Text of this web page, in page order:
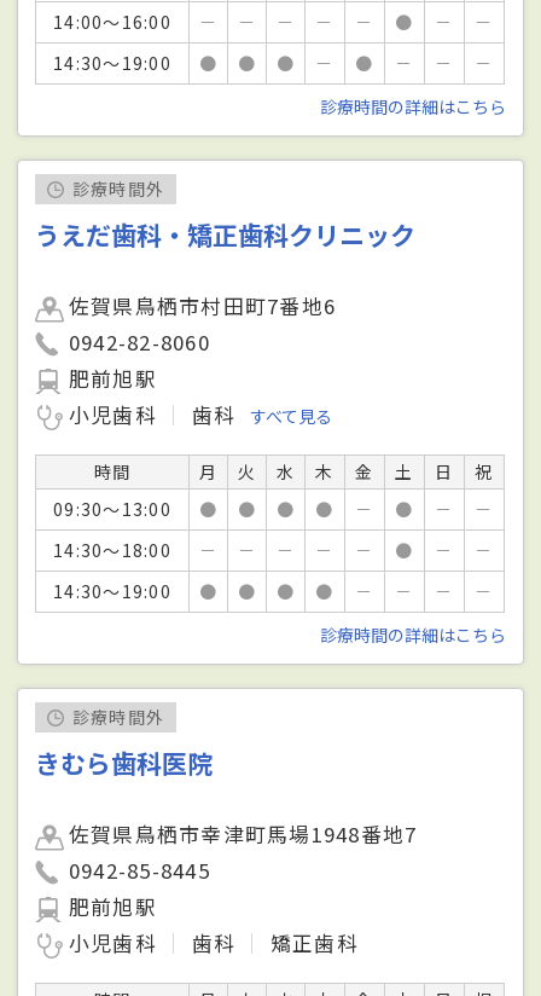
14:00～16:00
－ － － － － ● －
－
14:30～19:00
● ● ● － ● － －
－
診療時間の詳細はこちら
診療時間外
うえだ歯科・矯正歯科クリニック
佐賀県鳥栖市村田町7番地6
0942-82-8060
肥前旭駅
小児歯科
歯科 すべて見る
時間 月 火 水 木 金 土 日
祝
09:30～13:00
● ● ● ● － ● －
－
14:30～18:00
－ － － － － ● －
－
14:30～19:00
● ● ● ● － － －
－
診療時間の詳細はこちら
診療時間外
きむら歯科医院
佐賀県鳥栖市幸津町馬場1948番地7
0942-85-8445
肥前旭駅
小児歯科
歯科 矯正歯科